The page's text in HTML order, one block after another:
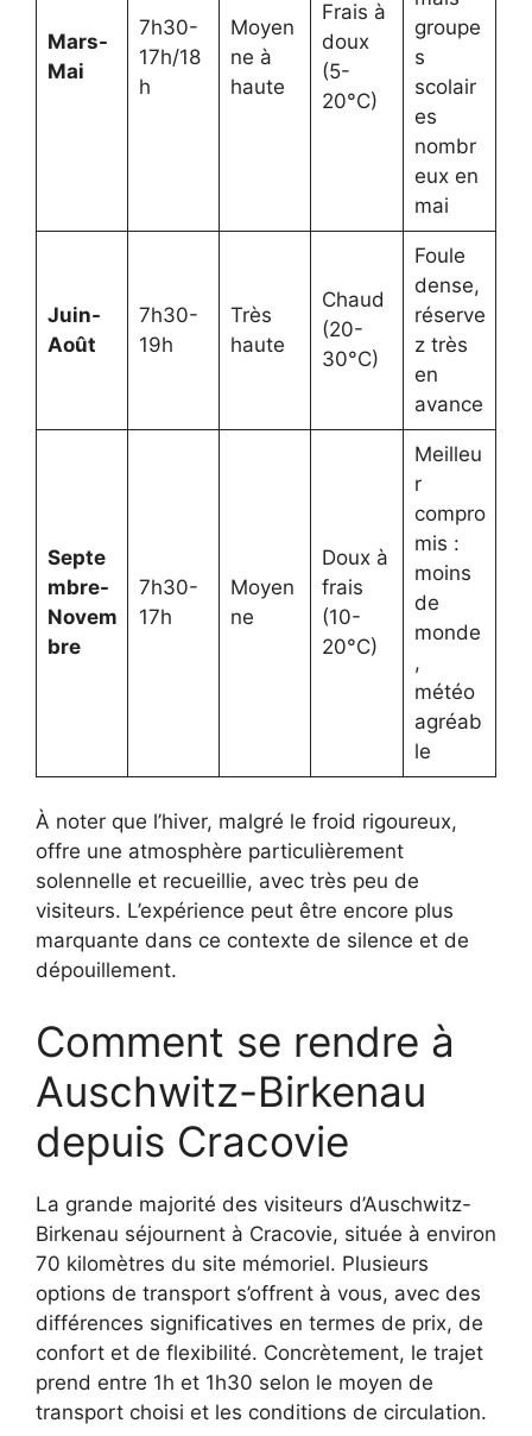
Mars-
Mai
7h30-
17h/18
h
Moyen
ne à
haute
Frais à
doux
(5-
20°C)
groupe
s
scolair
es
nombr
eux en
mai
Juin-
Août
7h30-
19h
Très
haute
Chaud
(20-
30°C)
Foule
dense,
réserve
z très
en
avance
Septe
mbre-
Novem
bre
7h30-
17h
Moyen
ne
Doux à
frais
(10-
20°C)
Meilleu
r
compro
mis :
moins
de
monde
,
météo
agréab
le
À noter que l’hiver, malgré le froid rigoureux,
offre une atmosphère particulièrement
solennelle et recueillie, avec très peu de
visiteurs. L’expérience peut être encore plus
marquante dans ce contexte de silence et de
dépouillement.
Comment se rendre à
Auschwitz-Birkenau
depuis Cracovie
La grande majorité des visiteurs d’Auschwitz-
Birkenau séjournent à Cracovie, située à environ
70 kilomètres du site mémoriel. Plusieurs
options de transport s’offrent à vous, avec des
différences significatives en termes de prix, de
confort et de flexibilité. Concrètement, le trajet
prend entre 1h et 1h30 selon le moyen de
transport choisi et les conditions de circulation.